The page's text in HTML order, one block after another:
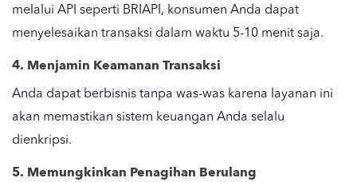
melalui API seperti BRIAPI, konsumen Anda dapat
menyelesaikan transaksi dalam waktu 5-10 menit saja.
4. Menjamin Keamanan Transaksi
Anda dapat berbisnis tanpa was-was karena layanan ini
akan memastikan sistem keuangan Anda selalu
dienkripsi.
5. Memungkinkan Penagihan Berulang